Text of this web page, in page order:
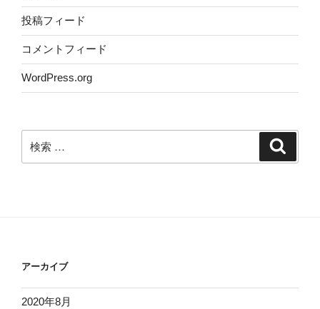
投稿フィード
コメントフィード
WordPress.org
索:
アーカイブ
2020年8月